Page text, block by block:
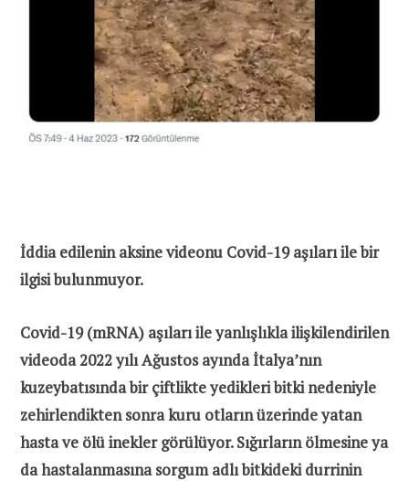
İddia edilenin aksine videonu Covid-19 aşıları ile bir
ilgisi bulunmuyor.
Covid-19 (mRNA) aşıları ile yanlışlıkla ilişkilendirilen
videoda 2022 yılı Ağustos ayında İtalya’nın
kuzeybatısında bir çiftlikte yedikleri bitki nedeniyle
zehirlendikten sonra kuru otların üzerinde yatan
hasta ve ölü inekler görülüyor. Sığırların ölmesine ya
da hastalanmasına sorgum adlı bitkideki durrinin